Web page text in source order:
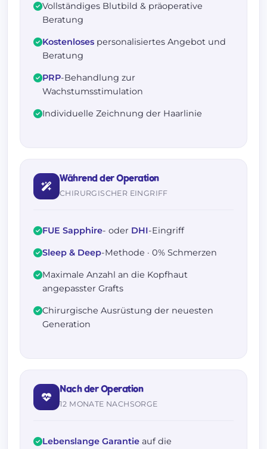
Vollständiges Blutbild & präoperative
Beratung
Kostenloses personalisiertes Angebot und
Beratung
PRP-Behandlung zur
Wachstumsstimulation
Individuelle Zeichnung der Haarlinie
Während der Operation
CHIRURGISCHER EINGRIFF
FUE Sapphire- oder DHI-Eingriff
Sleep & Deep-Methode · 0% Schmerzen
Maximale Anzahl an die Kopfhaut
angepasster Grafts
Chirurgische Ausrüstung der neuesten
Generation
Nach der Operation
12 MONATE NACHSORGE
Lebenslange Garantie auf die